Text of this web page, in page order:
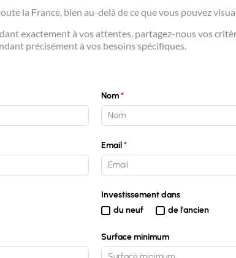
la France, bien au-delà de ce que vous pouvez
exactement à vos attentes, partagez-nous vos
précisément à vos besoins spécifiques.
Nom
Email
Investissement dans
du neuf
de l'ancien
Surface minimum